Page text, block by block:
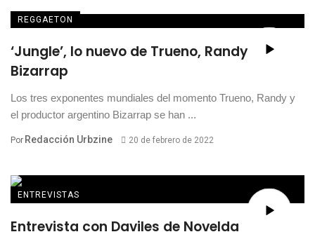
REGGAETON
‘Jungle’, lo nuevo de Trueno, Randy y
Bizarrap
Los tres exponentes mundiales del momento Trueno, Randy y
el productor argentino Bizarrap se han ...
Por Redacción Urbzine 20 de febrero de 2022
ENTREVISTAS
Entrevista con Daviles de Novelda